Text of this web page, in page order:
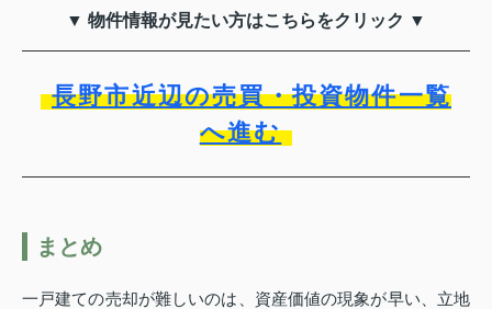
▼ 物件情報が見たい方はこちらをクリック ▼
長野市近辺の売買・投資物件一覧
へ進む
まとめ
一戸建ての売却が難しいのは、資産価値の現象が早い、立地